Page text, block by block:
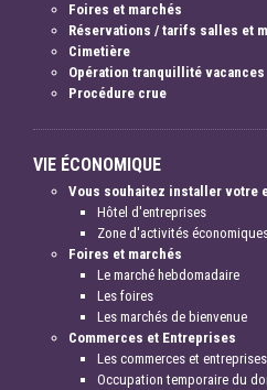
Foires et marchés
Réservations / tarifs salles et
Cimetière
Opération tranquillité vacances
Procédure crue
VIE ÉCONOMIQUE
Vous souhaitez installer votre
Hôtel d'entreprises
Zone d'activités
Foires et marchés
Le marché hebdomadaire
Les foires
Les marchés de bienvenue
Commerces et Entreprises
Les commerces et
Occupation temporaire du